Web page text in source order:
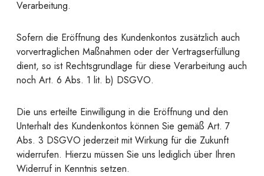
Verarbeitung.
Sofern die Eröffnung des Kundenkontos zusätzlich auch
vorvertraglichen Maßnahmen oder der Vertragserfüllung
dient, so ist Rechtsgrundlage für diese Verarbeitung auch
noch Art. 6 Abs. 1 lit. b) DSGVO.
Die uns erteilte Einwilligung in die Eröffnung und den
Unterhalt des Kundenkontos können Sie gemäß Art. 7
Abs. 3 DSGVO jederzeit mit Wirkung für die Zukunft
widerrufen. Hierzu müssen Sie uns lediglich über Ihren
Widerruf in Kenntnis setzen.